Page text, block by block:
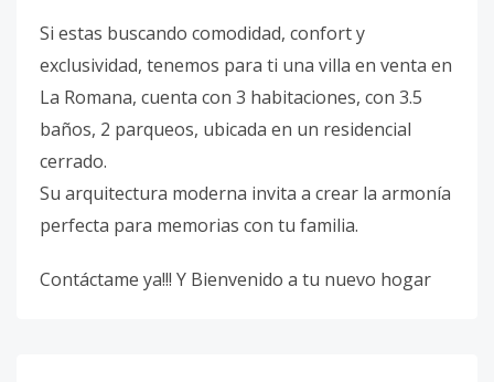
Si estas buscando comodidad, confort y
exclusividad, tenemos para ti una villa en venta en
La Romana, cuenta con 3 habitaciones, con 3.5
baños, 2 parqueos, ubicada en un residencial
cerrado.
Su arquitectura moderna invita a crear la armonía
perfecta para memorias con tu familia.
Contáctame ya!!! Y Bienvenido a tu nuevo hogar